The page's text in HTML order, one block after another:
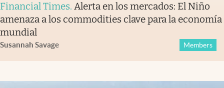
Financial Times. Alerta en los mercados: El Niño
amenaza a los commodities clave para la economía
mundial
Susannah Savage Members